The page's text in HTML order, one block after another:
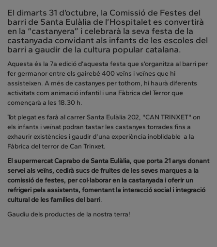
El dimarts 31 d’octubre, la Comissió de Festes del
barri de Santa Eulàlia de l’Hospitalet es convertirà
en la “castanyera” i celebrarà la seva festa de la
castanyada convidant als infants de les escoles del
barri a gaudir de la cultura popular catalana.
Aquesta és la 7a edició d’aquesta festa que s’organitza al barri per
fer germanor entre els gairebé 400 veïns i veïnes que hi
assisteixen. A més de castanyes per tothom, hi haurà diferents
activitats com animació infantil i una Fàbrica del Terror que
començarà a les 18.30 h.
Tot plegat es farà al carrer Santa Eulàlia 202, "CAN TRINXET" on
els infants i veïnat podran tastar les castanyes torrades fins a
exhaurir existències i gaudir d'una experiència inoblidable a la
Fàbrica del terror de Can Trinxet.
El supermercat Caprabo de Santa Eulàlia, que porta 21 anys donant
servei als veïns, cedirà sucs de fruites de les seves marques a la
comissió de festes, per col·laborar en la castanyada i oferir un
refrigeri pels assistents, fomentant la interacció social i integració
cultural de les famílies del barri.
Gaudiu dels productes de la nostra terra!